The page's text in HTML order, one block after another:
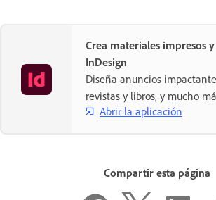
Crea materiales impresos
InDesign
Diseña anuncios
revistas y libros, y mucho
Abrir la aplicación
Compartir esta página